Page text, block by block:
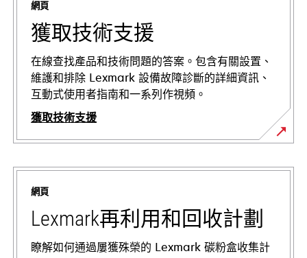
網頁
獲取技術支援
在線查找產品和技術問題的答案。包含有關設置、
維護和排除 Lexmark 設備故障診斷的詳細資訊、
互動式使用者指南和一系列作視頻。
獲取技術支援
在
新
網頁
Lexmark再利用和回收計劃
瞭解如何通過屢獲殊榮的 Lexmark 碳粉盒收集計